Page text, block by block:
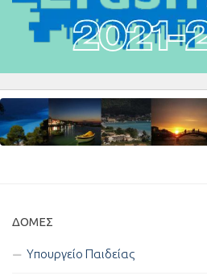
ΔΟΜΈΣ
Υπουργείο Παιδείας